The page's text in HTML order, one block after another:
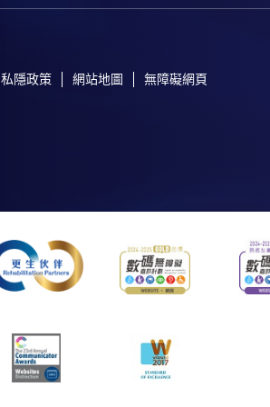
私隱政策 網站地圖 無障礙網頁